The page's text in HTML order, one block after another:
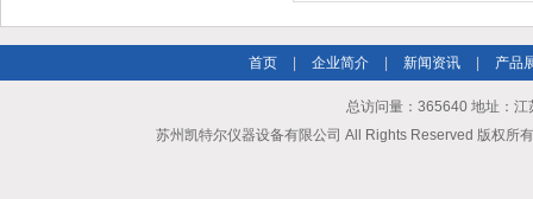
首页 企业简介 新闻资讯 产品
总访问量：365640 地址：
苏州凯特尔仪器设备有限公司 All Rights Reserved 版权所